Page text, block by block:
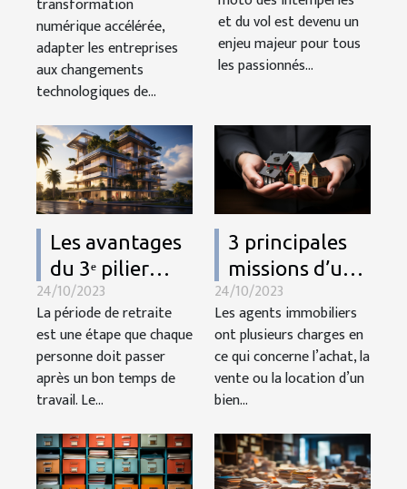
technologiques
de 2026 ?
numérique accélérée,
adapter les entreprises
aux changements
technologiques de...
pour votre
vélo ou moto ?
et du vol est devenu un
enjeu majeur pour tous
les passionnés...
Les avantages
du 3ᵉ pilier
dans son
projet
immobilier
24/10/2023
La période de retraite
est une étape que chaque
personne doit passer
après un bon temps de
travail. Le...
3 principales
missions d’un
agent
immobilier
24/10/2023
Les agents immobiliers
ont plusieurs charges en
ce qui concerne l’achat, la
vente ou la location d’un
bien...